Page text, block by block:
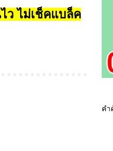
ว ไม่เช็คแบล็ค
คำ